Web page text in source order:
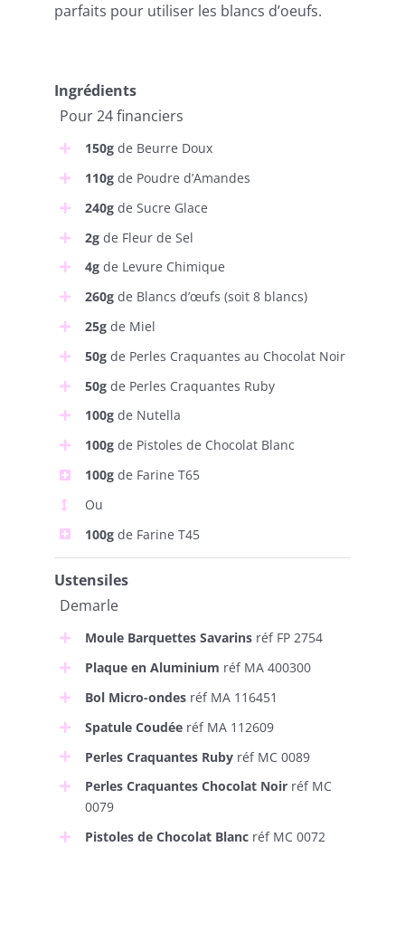
parfaits pour utiliser les blancs d’oeufs.
Ingrédients
Pour 24 financiers
150gde Beurre Doux
110gde Poudre d’Amandes
240gde Sucre Glace
2gde Fleur de Sel
4gde Levure Chimique
260gde Blancs d’œufs (soit 8 blancs)
25gde Miel
50gde Perles Craquantes au Chocolat Noir
50gde Perles Craquantes Ruby
100gde Nutella
100gde Pistoles de Chocolat Blanc
100gde Farine T65
Ou
100gde Farine T45
Ustensiles
Demarle
Moule Barquettes Savarinsréf FP 2754
Plaque en Aluminium réf MA 400300
Bol Micro-ondesréf MA 116451
Spatule Coudéeréf MA 112609
Perles Craquantes Rubyréf MC 0089
Perles Craquantes Chocolat Noirréf MC
0079
Pistoles de Chocolat Blancréf MC 0072